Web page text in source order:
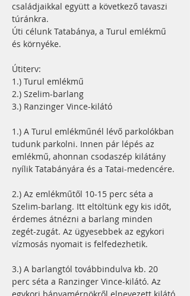
családjaikkal együtt a következő tavaszi
túránkra.
Úti célunk Tatabánya, a Turul emlékmű
és környéke.
Útiterv:
1.) Turul emlékmű
2.) Szelim-barlang
3.) Ranzinger Vince-kilátó
1.) A Turul emlékműnél lévő parkolókban
tudunk parkolni. Innen pár lépés az
emlékmű, ahonnan csodaszép kilátány
nyílik Tatabányára és a Tatai-medencére.
2.) Az emlékműtől 10-15 perc séta a
Szelim-barlang. Itt eltöltünk egy kis időt,
érdemes átnézni a barlang minden
zegét-zugát. Az ügyesebbek az egykori
vízmosás nyomait is felfedezhetik.
3.) A barlangtól továbbindulva kb. 20
perc séta a Ranzinger Vince-kilátó. Az